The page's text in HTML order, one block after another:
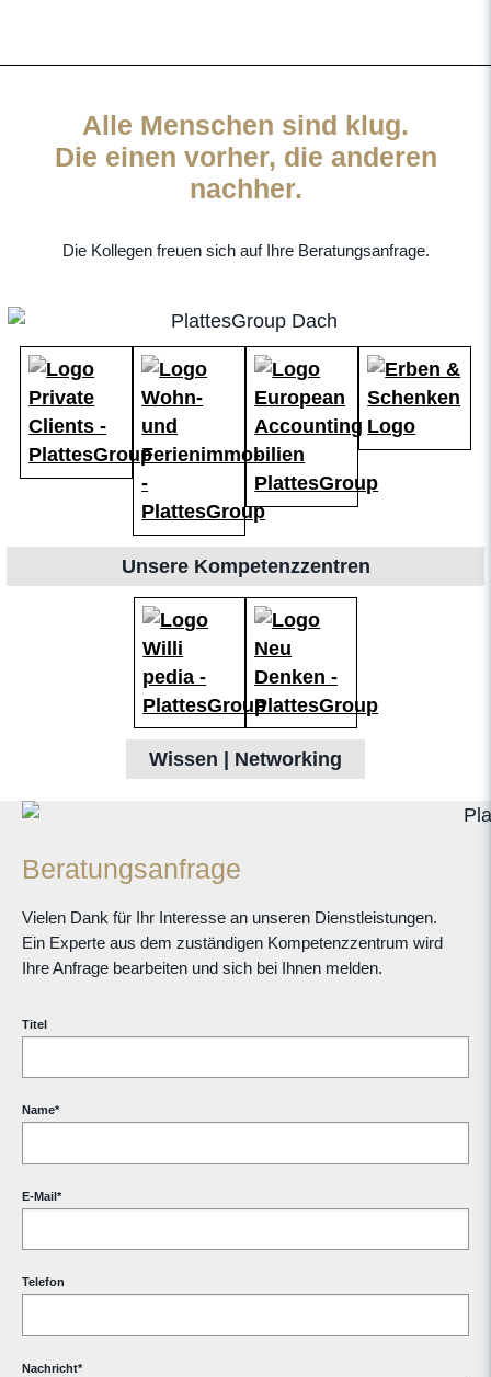
Alle Menschen sind klug.
Die einen vorher, die anderen
nachher.
Die Kollegen freuen sich auf Ihre Beratungsanfrage.
Unsere Kompetenzzentren
Wissen | Networking
Beratungsanfrage
Vielen Dank für Ihr Interesse an unseren Dienstleistungen.
Ein Experte aus dem zuständigen Kompetenzzentrum wird
Ihre Anfrage bearbeiten und sich bei Ihnen melden.
Titel
Name*
E-Mail*
Telefon
Nachricht*